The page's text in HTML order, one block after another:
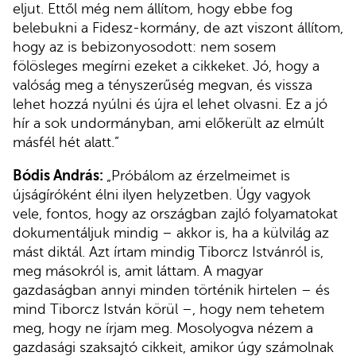
eljut. Ettől még nem állítom, hogy ebbe fog
belebukni a Fidesz-kormány, de azt viszont állítom,
hogy az is bebizonyosodott: nem sosem
fölösleges megírni ezeket a cikkeket. Jó, hogy a
valóság meg a tényszerűség megvan, és vissza
lehet hozzá nyúlni és újra el lehet olvasni. Ez a jó
hír a sok undormányban, ami előkerült az elmúlt
másfél hét alatt.”
Bódis András: „Próbálom az érzelmeimet is
újságíróként élni ilyen helyzetben. Úgy vagyok
vele, fontos, hogy az országban zajló folyamatokat
dokumentáljuk mindig – akkor is, ha a külvilág az
mást diktál. Azt írtam mindig Tiborcz Istvánról is,
meg másokról is, amit láttam. A magyar
gazdaságban annyi minden történik hirtelen – és
mind Tiborcz István körül –, hogy nem tehetem
meg, hogy ne írjam meg. Mosolyogva nézem a
gazdasági szaksajtó cikkeit, amikor úgy számolnak